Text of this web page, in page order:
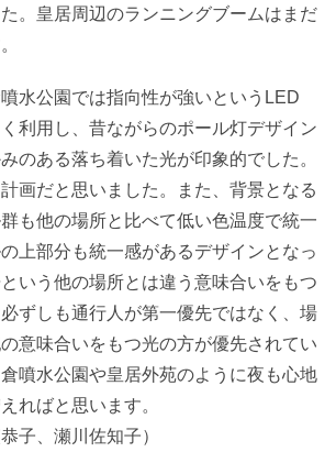
。皇居周辺のランニングブームはまだ
水公園では指向性が強いというLED
利用し、昔ながらのポール灯デザイン
のある落ち着いた光が印象的でした。
画だと思いました。また、背景となる
も他の場所と比べて低い色温度で統一
上部分も統一感があるデザインとなっ
いう他の場所とは違う意味合いをもつ
ずしも通行人が第一優先ではなく、場
意味合いをもつ光の方が優先されてい
噴水公園や皇居外苑のように夜も心地
ればと思います。
子、瀬川佐知子）